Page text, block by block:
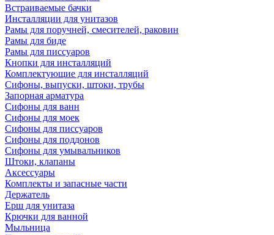
Встраиваемые бачки
Инсталляции для унитазов
Рамы для поручней, смесителей, раковин
Рамы для биде
Рамы для писсуаров
Кнопки для инсталляций
Комплектующие для инсталляций
Сифоны, выпуски, штоки, трубы
Запорная арматура
Сифоны для ванн
Сифоны для моек
Сифоны для писсуаров
Сифоны для поддонов
Сифоны для умывальников
Штоки, клапаны
Аксессуары
Комплекты и запасные части
Держатель
Ерш для унитаза
Крючки для ванной
Мыльница